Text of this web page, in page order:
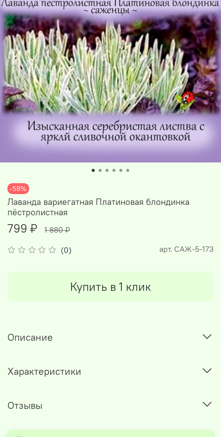
-58%
(0) арт. САЖ-5-173
Лаванда вариегатная Платиновая блондинка
пёстролистная
799 ₽ 1 880 ₽
Купить в 1 клик
Описание
Характеристики
Отзывы